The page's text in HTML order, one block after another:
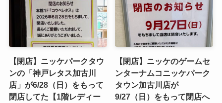
【閉店】ニッケパークタウ
ンの「神戸レタス加古川
店」が6/28（日）をもって
閉店してた【1階レディー
【閉店】ニッケのゲームセ
ンターナムコニッケパーク
タウン加古川店が
9/27（日）をもって閉店へ